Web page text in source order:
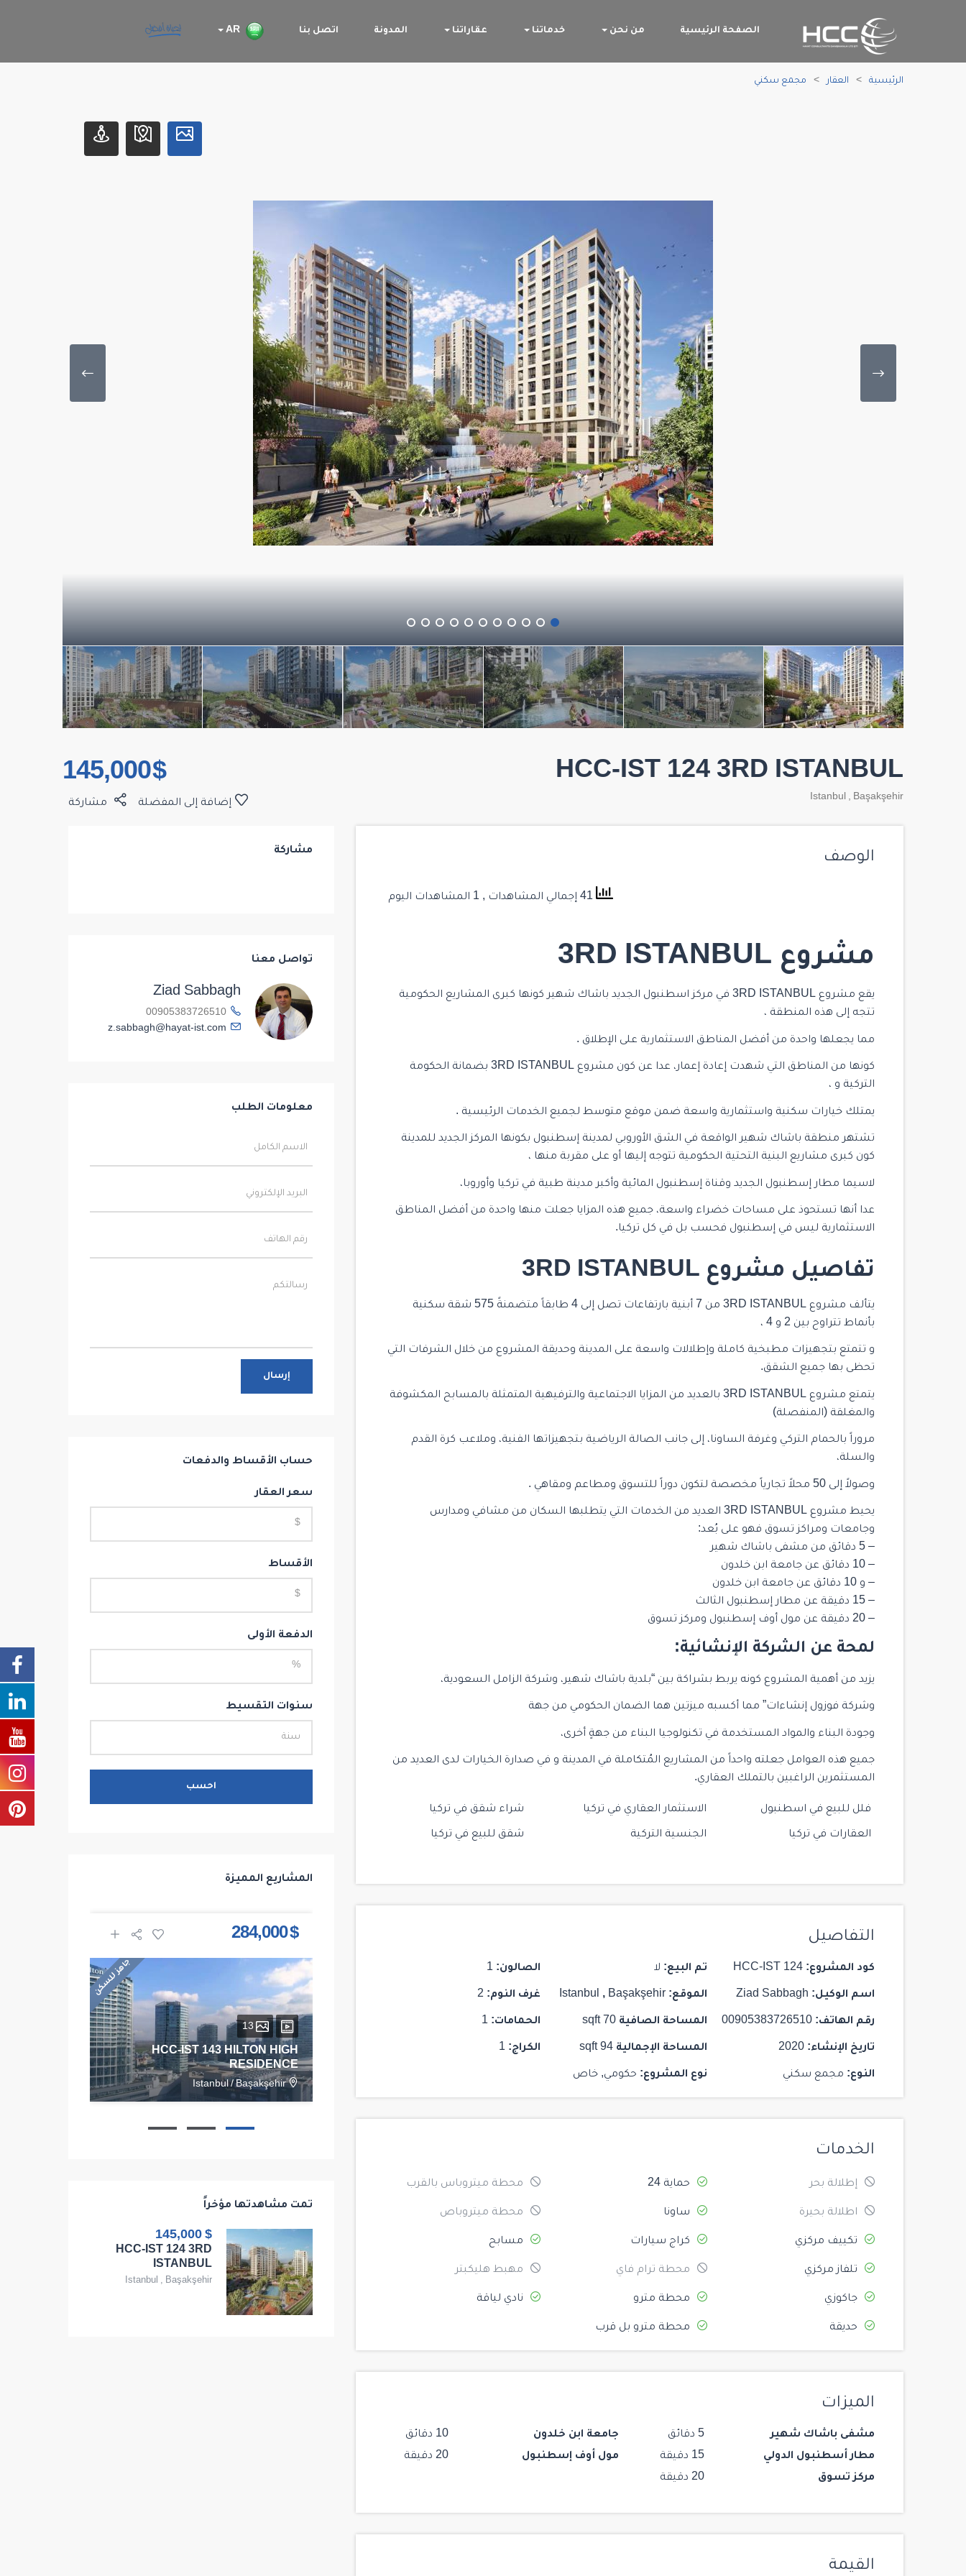
الصفحة الرئيسية من نحن خدماتنا عقاراتنا المدونة اتصل بنا AR
الرئيسية العقار مجمع سكني
HCC-IST 124 3RD ISTANBUL
Istanbul , Başakşehir
$ 145,000
مشاركة إضافة إلى المفضلة
الوصف
, 1 المشاهدات اليوم
مشروع 3RD ISTANBUL
يقع مشروع 3RD ISTANBUL في مركز اسطنبول الجديد باشاك شهير كونها كبرى المشاريع الحكومية
تتجه إلى هذه المنطقة ،
مما يجعلها واحدة من أفضل المناطق الاستثمارية على الإطلاق .
كونها من المناطق التي شهدت إعادة إعمار، عدا عن كون مشروع 3RD ISTANBUL بضمانة الحكومة
التركية و ،
يمتلك خيارات سكنية واستثمارية واسعة ضمن موقع متوسط لجميع الخدمات الرئيسية .
تشتهر منطقة باشاك شهير الواقعة في الشق الأوروبي لمدينة إسطنبول بكونها المركز الجديد للمدينة
كون كبرى مشاريع البنية التحتية الحكومية تتوجه إليها أو على مقربة منها ،
لاسيما مطار إسطنبول الجديد وقناة إسطنبول المائية وأكبر مدينة طبية في تركيا وأوروبا،
عدا أنها تستحوذ على مساحات خضراء واسعة، جميع هذه المزايا جعلت منها واحدة من أفضل المناطق
الاستثمارية ليس في إسطنبول فحسب بل في كل تركيا.
تفاصيل مشروع 3RD ISTANBUL
يتألف مشروع 3RD ISTANBUL من 7 أبنية بارتفاعات تصل إلى 4 طابقاً متضمنةً 575 شقة سكنية
بأنماط تتراوح بين 2 و 4 ،
و تتمتع بتجهيزات مطبخية كاملة وإطلالات واسعة على المدينة وحديقة المشروع من خلال الشرفات التي
تحظى بها جميع الشقق.
يتمتع مشروع 3RD ISTANBUL بالعديد من المزايا الاجتماعية والترفيهية المتمثلة بالمسابح المكشوفة
والمغلقة (المنفصلة)
مروراً بالحمام التركي وغرفة الساونا، إلى جانب الصالة الرياضية بتجهيزاتها الفنية، وملاعب كرة القدم
والسلة،
وصولاً إلى 50 محلاً تجارياً مخصصة لتكون دوراً للتسوق ومطاعم ومقاهي .
يحيط مشروع 3RD ISTANBUL العديد من الخدمات التي يتطلبها السكان من مشافي ومدارس
وجامعات ومراكز تسوق فهو على بُعد:
– 5 دقائق من مشفى باشاك شهير
– 10 دقائق عن جامعة ابن خلدون
– و 10 دقائق عن جامعة ابن خلدون
– 15 دقيقة عن مطار إسطنبول الثالث
– 20 دقيقة عن مول أوف إسطنبول ومركز تسوق
لمحة عن الشركة الإنشائية:
يزيد من أهمية المشروع كونه يربط بشراكة بين “بلدية باشاك شهير، وشركة الزامل السعودية،
وشركة فوزول إنشاءات” مما أكسبه ميزتين هما الضمان الحكومي من جهة
وجودة البناء والمواد المستخدمة في تكنولوجيا البناء من جهةٍ أخرى،
جميع هذه العوامل جعلته واحداً من المشاريع المُتكاملة في المدينة و في صدارة الخيارات لدى العديد من
المستثمرين الراغبين بالتملك العقاري.
فلل للبيع في اسطنبول الاستثمار العقاري في تركيا شراء شقق في تركيا
العقارات في تركيا الجنسية التركية شقق للبيع في تركيا
التفاصيل
كود المشروع:
اسم الوكيل:
رقم الهاتف:
تاريخ الإنشاء:
النوع: مجمع سكني
تم البيع:
الموقع: Istanbul , Başakşehir
المساحة الصافية
المساحة الإجمالية
نوع المشروع: حكومي, خاص
الصالون: 1
غرف النوم:
الحمامات: 1
الكراج: 1
الخدمات
إطلالة بحر
اطلالة بحيرة
تكييف مركزي
تلفاز مركزي
جاكوزي
حديقة
حماية 24
ساونا
كراج سيارات
محطة ترام فاي
محطة مترو
محطة مترو بل قرب
محطة ميتروباس بالقرب
محطة ميتروباص
مسابح
مهبط هليكبتر
نادي لياقة
الميزات
مشفى باشاك شهير 5 دقائق جامعة ابن خلدون
10 دقائق
مطار أسطنبول الدولي
15 دقيقة مول أوف إسطنبول
20 دقيقة
مركز تسوق
20 دقيقة
القيمة
مشاركة
تواصل معنا
Ziad Sabbagh
z.sabbagh@hayat-ist.com
معلومات الطلب
إرسال
حساب الأقساط والدفعات
سعر العقار
الأقساط
الدفعة الأولى
سنوات التقسيط
احسب
المشاريع المميزة
جاهز للسكن
HCC-IST 142 MARTİ RESIDENCE
103
2
2
2
28
103
1
1
1
$ 284,000
جاهز للسكن
HCC-IST 143 HILTON HIGH
RESIDENCE
Istanbul / Başakşehir
تمت مشاهدتها مؤخراً
$ 145,000
HCC-IST 124 3RD
ISTANBUL
Istanbul , Başakşehir